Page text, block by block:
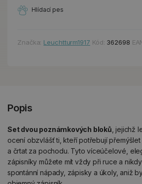
Hlídací pes
Značka: Leuchtturm1917 Kód: 362698
Popis
Set dvou poznámkových bloků , jejichž
ocení obzvlášť ti, kteří potřebují
a črtat za pochodu. Tyto víceúčelové,
zápisníky můžete mít vždy při ruce a
spontánní nápady, zápisky a úkoly, aniž